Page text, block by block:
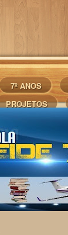
7º ANOS
PROJETOS